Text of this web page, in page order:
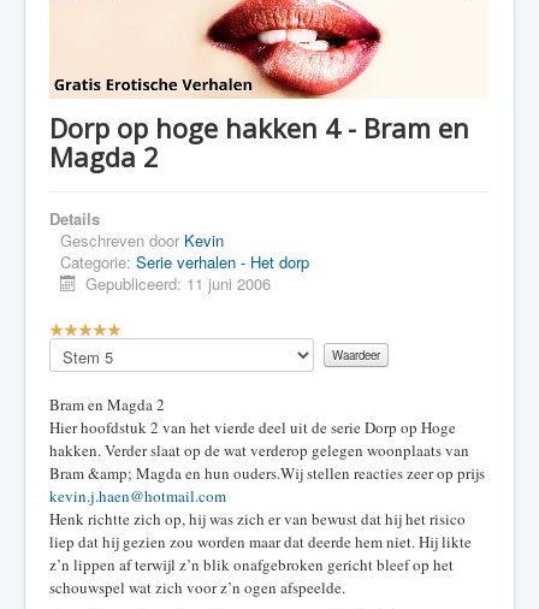
Dorp op hoge hakken 4 - Bram en
Magda 2
Details
Geschreven door Kevin
Categorie: Serie verhalen - Het dorp
Gepubliceerd: 11 juni 2006
G
e
b
u
i
k
e
r
s
w
a
a
Voeg
waardering
Bram en Magda 2
Hier hoofdstuk 2 van het vierde deel uit de serie Dorp op Hoge
hakken. Verder slaat op de wat verderop gelegen woonplaats van
Bram &amp; Magda en hun ouders.Wij stellen reacties zeer op prijs
kevin.j.haen@hotmail.com
Henk richtte zich op, hij was zich er van bewust dat hij het risico
liep dat hij gezien zou worden maar dat deerde hem niet. Hij likte
z’n lippen af terwijl z’n blik onafgebroken gericht bleef op het
schouwspel wat zich voor z’n ogen afspeelde.